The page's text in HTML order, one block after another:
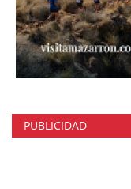
PUBLICIDAD